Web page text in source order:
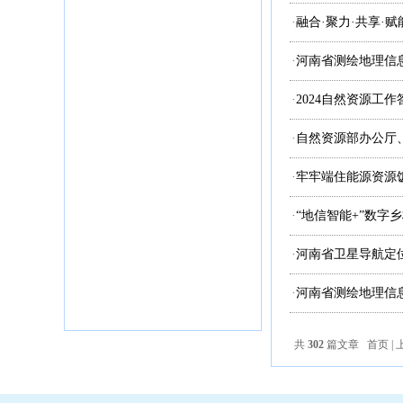
·融合·聚力·共享·
·河南省测绘地理信
·2024自然资源工
· 自然资源部办公厅
·牢牢端住能源资
·“地信智能+”数字
·河南省卫星导航定
·河南省测绘地理信
共 302 篇文章 首页 |